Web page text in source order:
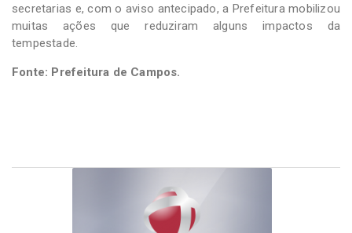
secretarias e, com o aviso antecipado, a Prefeitura mobilizou
muitas ações que reduziram alguns impactos da
tempestade.
Fonte: Prefeitura de Campos.